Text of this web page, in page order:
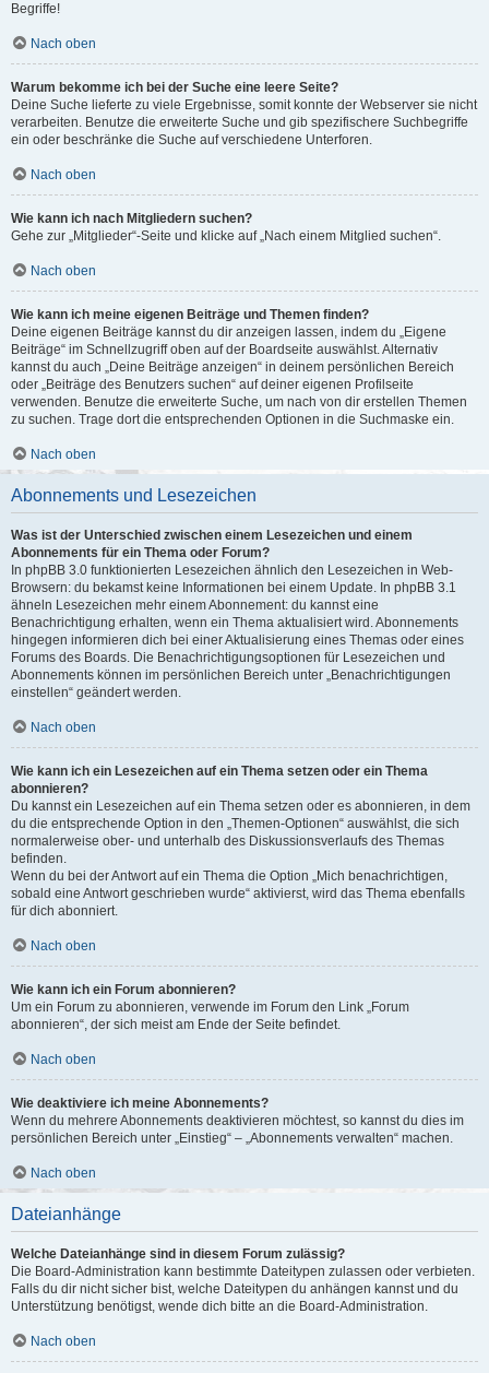
Begriffe!
Nach oben
Warum bekomme ich bei der Suche eine leere Seite?
Deine Suche lieferte zu viele Ergebnisse, somit konnte der Webserver sie nicht
verarbeiten. Benutze die erweiterte Suche und gib spezifischere Suchbegriffe
ein oder beschränke die Suche auf verschiedene Unterforen.
Nach oben
Wie kann ich nach Mitgliedern suchen?
Gehe zur „Mitglieder“-Seite und klicke auf „Nach einem Mitglied suchen“.
Nach oben
Wie kann ich meine eigenen Beiträge und Themen finden?
Deine eigenen Beiträge kannst du dir anzeigen lassen, indem du „Eigene
Beiträge“ im Schnellzugriff oben auf der Boardseite auswählst. Alternativ
kannst du auch „Deine Beiträge anzeigen“ in deinem persönlichen Bereich
oder „Beiträge des Benutzers suchen“ auf deiner eigenen Profilseite
verwenden. Benutze die erweiterte Suche, um nach von dir erstellen Themen
zu suchen. Trage dort die entsprechenden Optionen in die Suchmaske ein.
Nach oben
Abonnements und Lesezeichen
Was ist der Unterschied zwischen einem Lesezeichen und einem
Abonnements für ein Thema oder Forum?
In phpBB 3.0 funktionierten Lesezeichen ähnlich den Lesezeichen in Web-
Browsern: du bekamst keine Informationen bei einem Update. In phpBB 3.1
ähneln Lesezeichen mehr einem Abonnement: du kannst eine
Benachrichtigung erhalten, wenn ein Thema aktualisiert wird. Abonnements
hingegen informieren dich bei einer Aktualisierung eines Themas oder eines
Forums des Boards. Die Benachrichtigungsoptionen für Lesezeichen und
Abonnements können im persönlichen Bereich unter „Benachrichtigungen
einstellen“ geändert werden.
Nach oben
Wie kann ich ein Lesezeichen auf ein Thema setzen oder ein Thema
abonnieren?
Du kannst ein Lesezeichen auf ein Thema setzen oder es abonnieren, in dem
du die entsprechende Option in den „Themen-Optionen“ auswählst, die sich
normalerweise ober- und unterhalb des Diskussionsverlaufs des Themas
befinden.
Wenn du bei der Antwort auf ein Thema die Option „Mich benachrichtigen,
sobald eine Antwort geschrieben wurde“ aktivierst, wird das Thema ebenfalls
für dich abonniert.
Nach oben
Wie kann ich ein Forum abonnieren?
Um ein Forum zu abonnieren, verwende im Forum den Link „Forum
abonnieren“, der sich meist am Ende der Seite befindet.
Nach oben
Wie deaktiviere ich meine Abonnements?
Wenn du mehrere Abonnements deaktivieren möchtest, so kannst du dies im
persönlichen Bereich unter „Einstieg“ – „Abonnements verwalten“ machen.
Nach oben
Dateianhänge
Welche Dateianhänge sind in diesem Forum zulässig?
Die Board-Administration kann bestimmte Dateitypen zulassen oder verbieten.
Falls du dir nicht sicher bist, welche Dateitypen du anhängen kannst und du
Unterstützung benötigst, wende dich bitte an die Board-Administration.
Nach oben